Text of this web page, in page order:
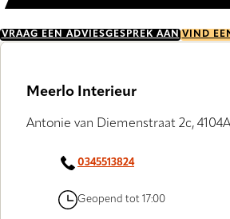
VRAAG EEN ADVIESGESPREK AAN VIND
Meerlo Interieur
Antonie van Diemenstraat 2c,
0345513824
Geopend tot 17:00